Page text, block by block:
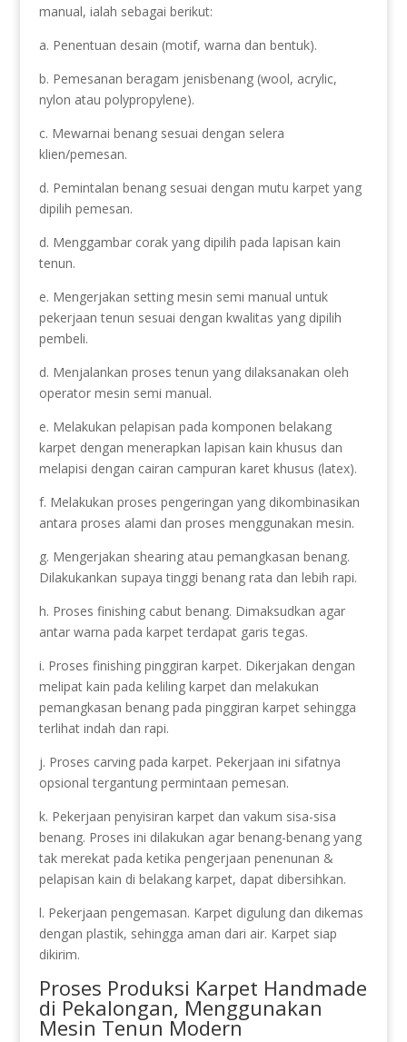
manual, ialah sebagai berikut:
a. Penentuan desain (motif, warna dan bentuk).
b. Pemesanan beragam jenisbenang (wool, acrylic,
nylon atau polypropylene).
c. Mewarnai benang sesuai dengan selera
klien/pemesan.
d. Pemintalan benang sesuai dengan mutu karpet yang
dipilih pemesan.
d. Menggambar corak yang dipilih pada lapisan kain
tenun.
e. Mengerjakan setting mesin semi manual untuk
pekerjaan tenun sesuai dengan kwalitas yang dipilih
pembeli.
d. Menjalankan proses tenun yang dilaksanakan oleh
operator mesin semi manual.
e. Melakukan pelapisan pada komponen belakang
karpet dengan menerapkan lapisan kain khusus dan
melapisi dengan cairan campuran karet khusus (latex).
f. Melakukan proses pengeringan yang dikombinasikan
antara proses alami dan proses menggunakan mesin.
g. Mengerjakan shearing atau pemangkasan benang.
Dilakukankan supaya tinggi benang rata dan lebih rapi.
h. Proses finishing cabut benang. Dimaksudkan agar
antar warna pada karpet terdapat garis tegas.
i. Proses finishing pinggiran karpet. Dikerjakan dengan
melipat kain pada keliling karpet dan melakukan
pemangkasan benang pada pinggiran karpet sehingga
terlihat indah dan rapi.
j. Proses carving pada karpet. Pekerjaan ini sifatnya
opsional tergantung permintaan pemesan.
k. Pekerjaan penyisiran karpet dan vakum sisa-sisa
benang. Proses ini dilakukan agar benang-benang yang
tak merekat pada ketika pengerjaan penenunan &
pelapisan kain di belakang karpet, dapat dibersihkan.
l. Pekerjaan pengemasan. Karpet digulung dan dikemas
dengan plastik, sehingga aman dari air. Karpet siap
dikirim.
Proses Produksi Karpet Handmade
di Pekalongan, Menggunakan
Mesin Tenun Modern